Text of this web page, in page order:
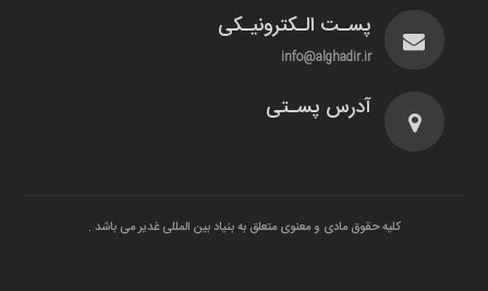
پسـت الـکترونیـکی
info@alghadir.ir
آدرس پسـتی
کلیه حقوق مادی و معنوی متعلق به بنیاد بین المللی غدیر می باشد .